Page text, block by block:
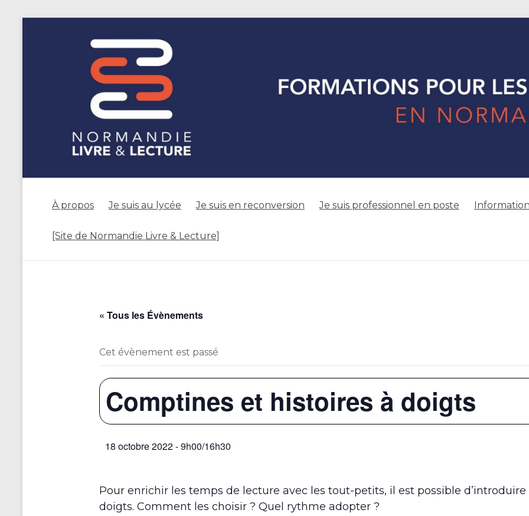
À propos Je suis au lycée Je suis en reconversion Je suis professionnel en poste
[Site de Normandie Livre & Lecture]
« Tous les Évènements
Cet évènement est passé
Comptines et histoires à doigts
18 octobre 2022 - 9h00/16h30
Pour enrichir les temps de lecture avec les tout-petits, il est possible
doigts. Comment les choisir ? Quel rythme adopter ?